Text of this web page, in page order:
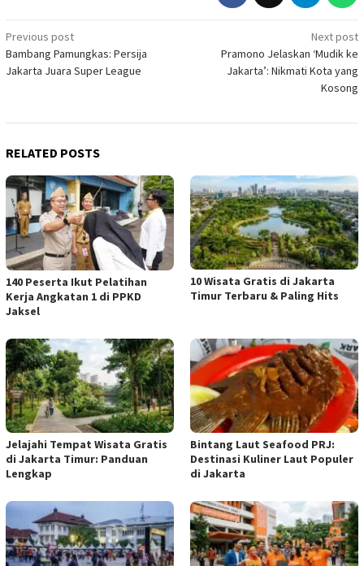
Post
navigation
Previous post
Bambang Pamungkas: Persija
Jakarta Juara Super League
Next post
Pramono Jelaskan ‘Mudik ke
Jakarta’: Nikmati Kota yang
Kosong
RELATED POSTS
140 Peserta Ikut Pelatihan
Kerja Angkatan 1 di PPKD
Jaksel
10 Wisata Gratis di Jakarta
Timur Terbaru & Paling Hits
Jelajahi Tempat Wisata Gratis
di Jakarta Timur: Panduan
Lengkap
Bintang Laut Seafood PRJ:
Destinasi Kuliner Laut Populer
di Jakarta